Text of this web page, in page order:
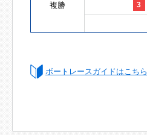
複勝 3
ボートレースガイドはこちら